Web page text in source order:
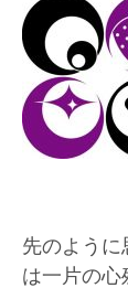
先のように
は一片の心